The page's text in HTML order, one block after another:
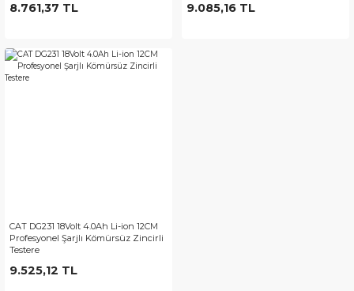
8.761,37 TL 9.085,16 TL
CAT DG231 18Volt 4.0Ah Li-ion 12CM
Profesyonel Şarjlı Kömürsüz Zincirli
Testere
9.525,12 TL